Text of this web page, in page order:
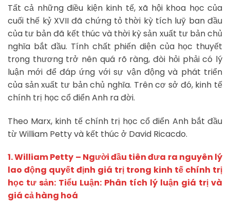
Tất cả những điều kiện kinh tế, xã hội khoa học của
cuối thế kỷ XVII đã chứng tỏ thời kỳ tích luỹ ban đầu
của tư bản đã kết thúc và thời kỳ sản xuất tư bản chủ
nghĩa bắt đầu. Tính chất phiến diện của học thuyết
trọng thương trở nên quá rõ ràng, đòi hỏi phải có lý
luận mới để đáp ứng với sự vận động và phát triển
của sản xuất tư bản chủ nghĩa. Trên cơ sở đó, kinh tế
chính trị học cổ điển Anh ra đời.
Theo Marx, kinh tế chính trị học cổ điển Anh bắt đầu
từ William Petty và kết thúc ở David Ricacdo.
1. William Petty – Người đầu tiên đưa ra nguyên lý
lao động quyết định giá trị trong kinh tế chính trị
học tư sản: Tiểu Luận: Phân tích lý luận giá trị và
giá cả hàng hoá